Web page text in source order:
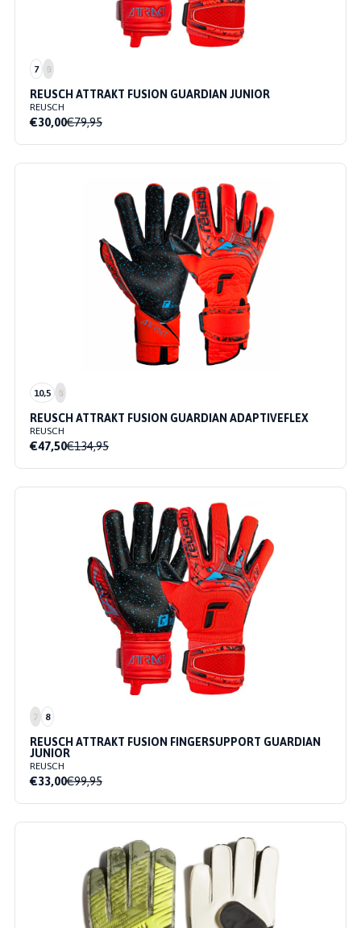
7 8
REUSCH ATTRAKT FUSION GUARDIAN JUNIOR
REUSCH
€30,00€79,95
10,5 8
REUSCH ATTRAKT FUSION GUARDIAN ADAPTIVEFLEX
REUSCH
€47,50€134,95
7 8
REUSCH ATTRAKT FUSION FINGERSUPPORT GUARDIAN
JUNIOR
REUSCH
€33,00€99,95